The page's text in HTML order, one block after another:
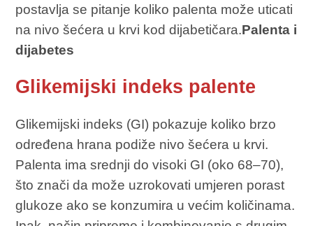
postavlja se pitanje koliko palenta može uticati
na nivo šećera u krvi kod dijabetičara.Palenta i
dijabetes
Glikemijski indeks palente
Glikemijski indeks (GI) pokazuje koliko brzo
određena hrana podiže nivo šećera u krvi.
Palenta ima srednji do visoki GI (oko 68–70),
što znači da može uzrokovati umjeren porast
glukoze ako se konzumira u većim količinama.